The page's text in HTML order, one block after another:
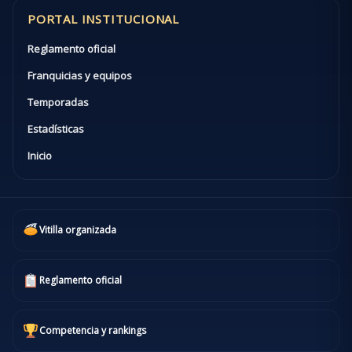
PORTAL INSTITUCIONAL
Reglamento oficial
Franquicias y equipos
Temporadas
Estadísticas
Inicio
Vitilla organizada
Reglamento oficial
Competencia y rankings